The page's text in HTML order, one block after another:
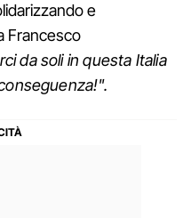
e
Francesco
da soli in questa Italia